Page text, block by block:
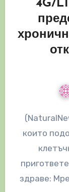
4G/
които
здраве: